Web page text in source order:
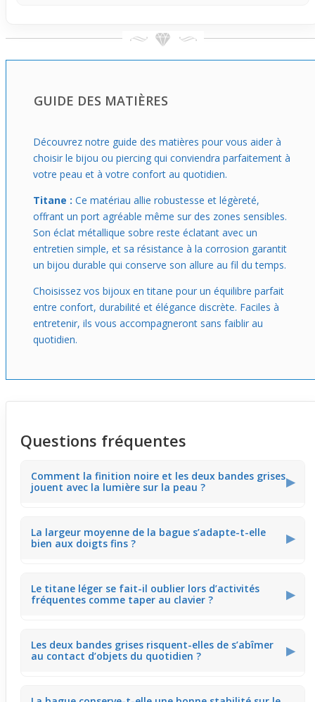
bague reste belle même avec un usage fréquent. Cette
Facile à intégrer dans ta routine quotidienne, cette bague
stylé, qui ne te provoquera pas d'inconfort. Que ce soit
pour le boulot, les sorties ou juste au quotidien, elle se
porte aisément et confirme un style marqué sans en faire
trop. On peut facilement imaginer cette bague devenir un
incontournable, un petit détail qui affirme ta personnalité
tout en respectant ta peau sensible.
GUIDE DES MATIÈRES
Découvrez notre guide des matières pour vous aider à
choisir le bijou ou piercing qui conviendra parfaitement à
votre peau et à votre confort au quotidien.
Titane : Ce matériau allie robustesse et légèreté,
offrant un port agréable même sur des zones sensibles.
Son éclat métallique sobre reste éclatant avec un
entretien simple, et sa résistance à la corrosion garantit
un bijou durable qui conserve son allure au fil du temps.
Choisissez vos bijoux en titane pour un équilibre parfait
entre confort, durabilité et élégance discrète. Faciles à
entretenir, ils vous accompagneront sans faiblir au
quotidien.
Questions fréquentes
Comment la finition noire et les deux bandes grises
jouent avec la lumière sur la peau ?
▶
bandes grises légèrement brillantes, ce qui capte
subtilement la lumière naturelle. En réunion ou en
La largeur moyenne de la bague s’adapte-t-elle
bien aux doigts fins ?
▶
bague sur les doigts fins, évitant l’effet écrasé. En tenant
un verre, elle reste visible sans gêner la prise, ce qui
Le titane léger se fait-il oublier lors d’activités
fréquentes comme taper au clavier ?
▶
bague presque imperceptible en tapant sur un clavier.
Cela permet de garder le bijou toute la journée sans
Les deux bandes grises risquent-elles de s’abîmer
au contact d’objets du quotidien ?
▶